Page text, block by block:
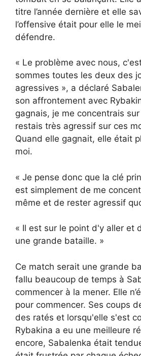
titre l’année dernière et elle
l’offensive était pour elle le
défendre.
« Le problème avec nous,
sommes toutes les deux des
agressives », a déclaré
son affrontement avec
gagnais, je me concentrais
restais très agressif sur ces
Quand elle gagnait, elle était
moi.
« Je pense donc que la clé
est simplement de me
même et de rester agressif
« Il est sur le point d'y aller et
une grande bataille. »
Ce match serait une grande
fallu beaucoup de temps à
commencer à la mener. Elle
pour commencer. Ses coups
des ratés et lorsqu'elle s'est
Rybakina a eu une meilleure
encore, Sabalenka était